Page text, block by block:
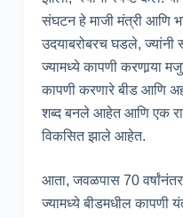
संघटन हे माजी मंत्री आणि
उदयाबरोबरच घडले, ज्यांनी
ज्यामध्ये कापणी करणार्‍या
कापणी करणारे बीड आणि
शब्द बनले आहेत आणि एक
विकसित झाले आहेत.
आता, जवळपास 70
ज्यामध्ये बीडमधील कापणी